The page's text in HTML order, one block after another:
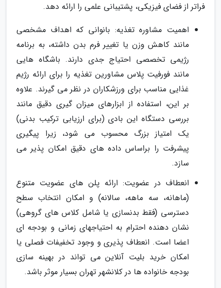
فراتر از فضای فیزیکی، پشتیبانی علمی را ارائه دهد.
اهمیت مشاوره تغذیه: بانوانی که اهداف مشخصی
مانند کاهش وزن یا تغییر فرم بدن داشته، به برنامه
رژیمی تخصصی احتیاج جدی دارند. باشگاه هایی
مانند فورفیت پلاس مشاورین تغذیه را برای ارائه رژیم
غذایی مناسب برای ورزشکاران در نظر می گیرند. علاوه
بر این، استفاده از ابزارهای میزان گیری دقیق مانند
بررسی دستگاه این بادی (برای ارزیابی ترکیب بدنی)
یک امتیاز بزرگ محسوب می شود، زیرا پیگیری
پیشرفت را براساس داده های دقیق امکان پذیر می
سازد.
انعطاف در عضویت: ارائه پلن های عضویت متنوع
(ماهانه، سه ماهه، سالانه) و امکان انتخاب سطح
دسترسی (فقط بدنسازی یا شامل کلاس های گروهی)
نشان دهنده احترام به احتیاجهای زمانی و بودجه ای
اعضا است. انعطاف پذیری و وجود تخفیفات فصلی یا
امکان خرید بلیت آنلاین می تواند در بهینه سازی
بودجه خانواده ها در کلانشهر تهران بسیار موثر باشد.